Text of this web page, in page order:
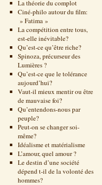
La théorie du complot
Ciné-philo autour du film:
» Fatima »
La compétition entre tous,
est-elle inévitable?
Qu’est-ce qu’être riche?
Spinoza, précurseur des
Lumières ?
Qu’est-ce que le tolérance
aujourd’hui?
Vaut-il mieux mentir ou être
de mauvaise foi?
Qu’entendons-nous par
peuple?
Peut-on se changer soi-
même?
Idéalisme et matérialisme
L’amour, quel amour ?
Le destin d’une société
dépend t-il de la volonté des
hommes?